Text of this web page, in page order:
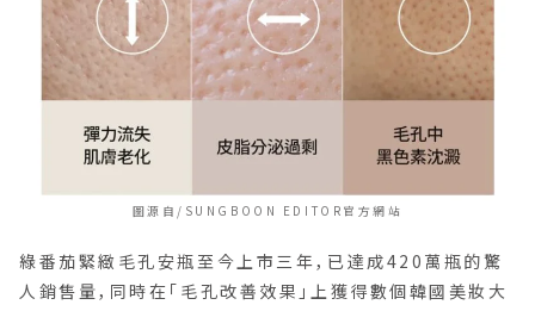
圖源自/SUNGBOON EDITOR官方網站
綠番茄緊緻毛孔安瓶至今上市三年，已達成420萬瓶的驚
人銷售量，同時在「毛孔改善效果」上獲得數個韓國美妝大